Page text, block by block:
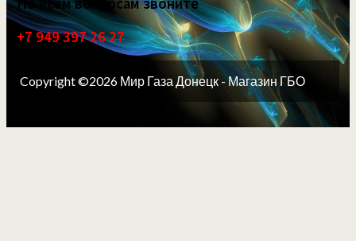
+7 949 397 26 27
Copyright ©2026 Мир Газа Донецк - Магазин ГБО